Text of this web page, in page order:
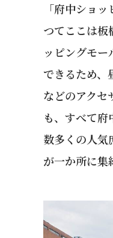
「府中ショ
つてここは板
ッピングモ
できるため、
などのアクセ
も、すべて
数多くの人気
が一か所に集